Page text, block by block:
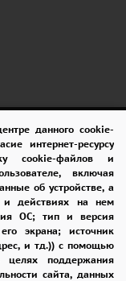
данного cookie-
интернет-ресурсу
cookie-файлов и
включая
об устройстве, а
действиях на нем
ОС; тип и версия
экрана; источник
и тд.)) с помощью
целях поддержания
сайта, данных
ДОСТАВКА
ВОЗВРАТ